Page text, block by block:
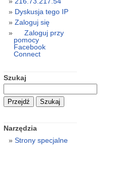
Dyskusja tego IP
Zaloguj się
Zaloguj przy
pomocy
Facebook
Connect
Szukaj
Narzędzia
Strony specjalne